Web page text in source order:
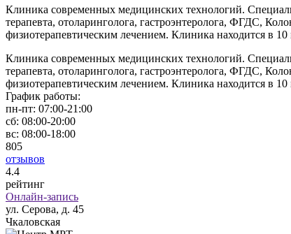
Клиника современных медицинских технологий.
терапевта, отоларинголога, гастроэнтеролога, ФГДС,
физиотерапевтическим лечением. Клиника находится в
Клиника современных медицинских технологий.
терапевта, отоларинголога, гастроэнтеролога, ФГДС,
физиотерапевтическим лечением. Клиника находится в
График работы:
пн-пт: 07:00-21:00
сб: 08:00-20:00
вс: 08:00-18:00
805
отзывов
4.4
рейтинг
Онлайн-запись
ул. Серова, д. 45
Чкаловская